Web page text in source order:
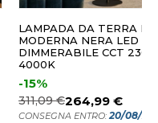
LAMPADA DA TERRA
MODERNA NERA LED
DIMMERABILE CCT
4000K
-15%
311,09 €264,99 €
CONSEGNA ENTRO:20/08/